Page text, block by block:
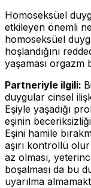
Homoseksüel
etkileyen önemli
homoseksüel
hoşlandığını
yaşaması
Partneriyle ilgili:
duygular cinsel
Eşiyle yaşadığı
eşinin
Eşini hamile
aşırı kontrollü
az olması,
boşalması da bu
uyarılma